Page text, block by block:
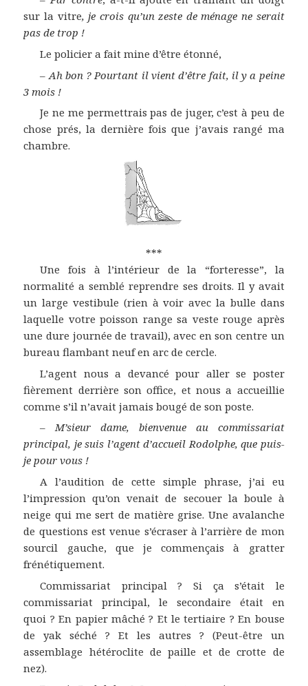
sur la vitre, je crois qu’un zeste de ménage ne serait
pas de trop !
Le policier a fait mine d’être étonné,
– Ah bon ? Pourtant il vient d’être fait, il y a peine
3 mois !
Je ne me permettrais pas de juger, c’est à peu de
chose prés, la dernière fois que j’avais rangé ma
chambre.
***
Une fois à l’intérieur de la “forteresse”, la
normalité a semblé reprendre ses droits. Il y avait
un large vestibule (rien à voir avec la bulle dans
laquelle votre poisson range sa veste rouge après
une dure journée de travail), avec en son centre un
bureau flambant neuf en arc de cercle.
L’agent nous a devancé pour aller se poster
fièrement derrière son office, et nous a accueillie
comme s’il n’avait jamais bougé de son poste.
–M’sieur dame, bienvenue au commissariat
principal, je suis l’agent d’accueil Rodolphe, que puis-
je pour vous !
A l’audition de cette simple phrase, j’ai eu
l’impression qu’on venait de secouer la boule à
neige qui me sert de matière grise. Une avalanche
de questions est venue s’écraser à l’arrière de mon
sourcil gauche, que je commençais à gratter
frénétiquement.
Commissariat principal ? Si ça s’était le
commissariat principal, le secondaire était en
quoi ? En papier mâché ? Et le tertiaire ? En bouse
de yak séché ? Et les autres ? (Peut-être un
assemblage hétéroclite de paille et de crotte de
nez).